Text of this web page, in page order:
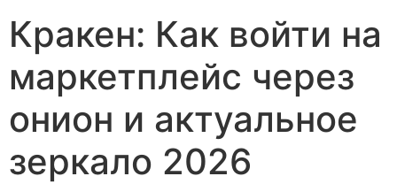
Кракен: Как войти на
маркетплейс через
онион и актуальное
зеркало 2026